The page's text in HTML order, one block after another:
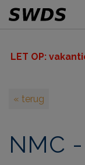
LET OP: v
« terug
NMC